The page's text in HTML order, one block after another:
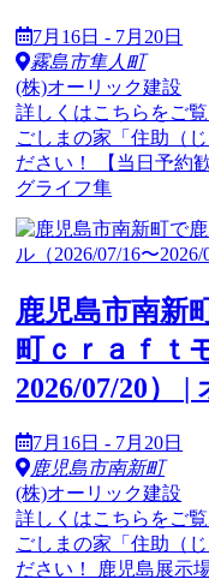
7月16日 - 7月20日
霧島市隼人町
(株)オーリック建設
詳しくはこちらをご
ごしまの家「住助（
ださい！ 【当日予約
グライフ隼
鹿児島市南新
町ｃｒａｆｔ
2026/07/20）
7月16日 - 7月20日
鹿児島市南新町
(株)オーリック建設
詳しくはこちらをご
ごしまの家「住助（
ださい！ 鹿児島展示